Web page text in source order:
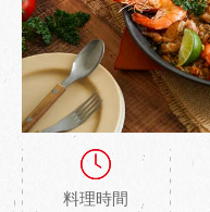
料理時間